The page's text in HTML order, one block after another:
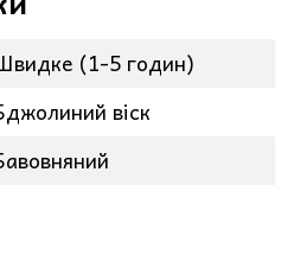
(1-5 годин)
віск